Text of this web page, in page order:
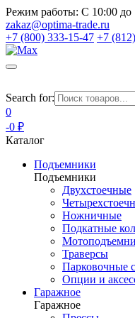
Режим работы: С 10:00 до
zakaz@optima-trade.ru
+7 (800) 333-15-47 +7
Search for:
0
-0 ₽
Каталог
Подъемники
Подъемники
Двухстоечные
Ножничные
Подкатные
Траверсы
Парковочные
Опции и
Гаражное
Гаражное